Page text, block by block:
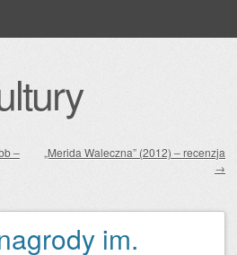
–
„Merida Waleczna” (2012) – recenzja
→
im.